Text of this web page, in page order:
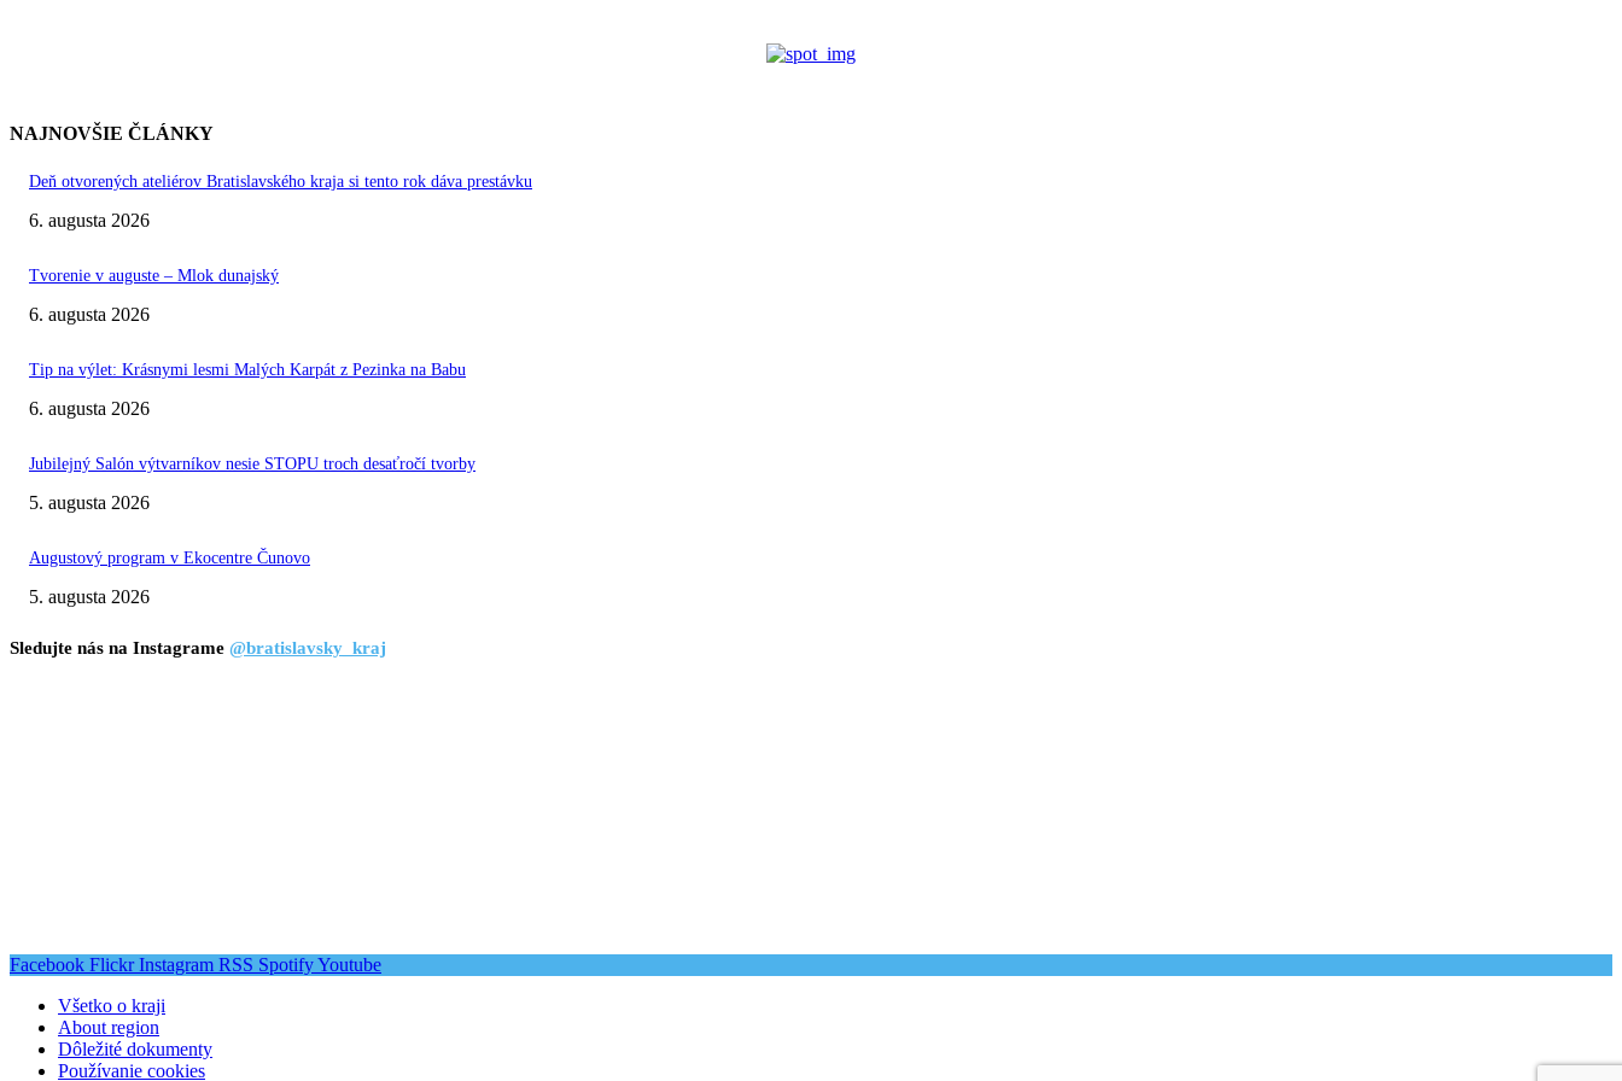
NAJNOVŠIE ČLÁNKY
Deň otvorených ateliérov Bratislavského kraja si tento rok dáva prestávku
6. augusta 2026
Tvorenie v auguste – Mlok dunajský
6. augusta 2026
Tip na výlet: Krásnymi lesmi Malých Karpát z Pezinka na Babu
6. augusta 2026
Jubilejný Salón výtvarníkov nesie STOPU troch desaťročí tvorby
5. augusta 2026
Augustový program v Ekocentre Čunovo
5. augusta 2026
Sledujte nás na Instagrame @bratislavsky_kraj
Facebook Flickr Instagram RSS SpotifyYoutube
Všetko o kraji
About region
Dôležité dokumenty
Používanie cookies